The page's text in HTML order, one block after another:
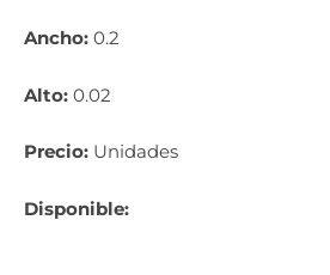
Ancho: 0.2
Alto: 0.02
Precio: Unidades
Disponible: